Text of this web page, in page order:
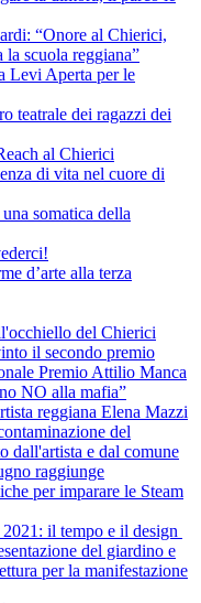
“Onore al Chierici,
scuola reggiana”
Levi Aperta per le
teatrale dei ragazzi dei
al Chierici
di vita nel cuore di
somatica della
d’arte alla terza
del Chierici
il secondo premio
Premio Attilio Manca
NO alla mafia”
reggiana Elena Mazzi
del
dall'artista e dal comune
raggiunge
per imparare le Steam
il tempo e il design
del giardino e
per la manifestazione